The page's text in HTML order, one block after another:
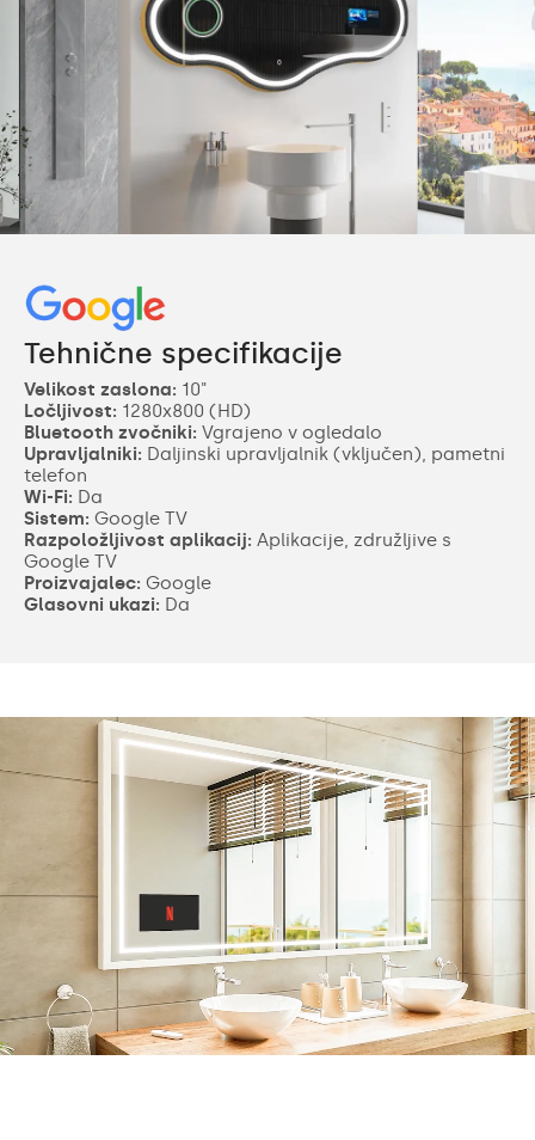
Tehnične specifikacije
Velikost zaslona: 10"
Ločljivost: 1280x800 (HD)
Bluetooth zvočniki: Vgrajeno v ogledalo
Upravljalniki: Daljinski upravljalnik (vključen), pametni
telefon
Wi-Fi: Da
Sistem: Google TV
Razpoložljivost aplikacij: Aplikacije, združljive s
Google TV
Proizvajalec: Google
Glasovni ukazi: Da